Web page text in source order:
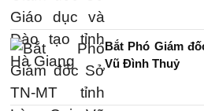
Bắt Phó Giám
Vũ Đình Thuỷ